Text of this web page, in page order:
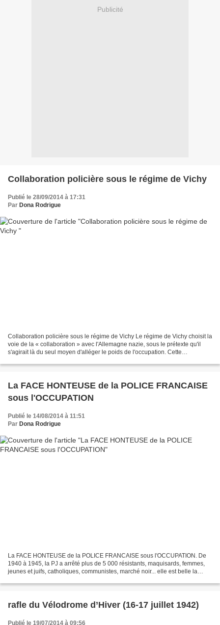
Publicité
Collaboration policière sous le régime de Vichy
Publié le 28/09/2014 à 17:31
Par Dona Rodrigue
Collaboration policière sous le régime de Vichy Le régime de Vichy choisit la
voie de la « collaboration » avec l'Allemagne nazie, sous le prétexte qu'il
s'agirait là du seul moyen d'alléger le poids de l'occupation. Cette
La FACE HONTEUSE de la POLICE FRANCAISE
sous l'OCCUPATION
Publié le 14/08/2014 à 11:51
Par Dona Rodrigue
La FACE HONTEUSE de la POLICE FRANCAISE sous l'OCCUPATION. De
1940 à 1945, la PJ a arrêté plus de 5 000 résistants, maquisards, femmes,
jeunes et juifs, catholiques, communistes, marché noir... elle est belle la
rafle du Vélodrome d’Hiver (16-17 juillet 1942)
Publié le 19/07/2014 à 09:56